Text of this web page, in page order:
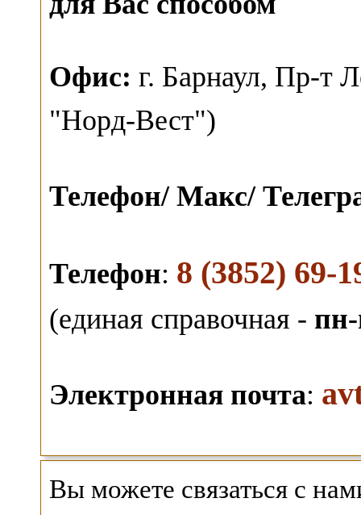
Офис: г. Барнаул, Пр-т
"Норд-Вест")
Телефон/ Макс/
Телефон: 8 (3852) 69-
(единая справочная -
Электронная почта:
Вы можете связаться с